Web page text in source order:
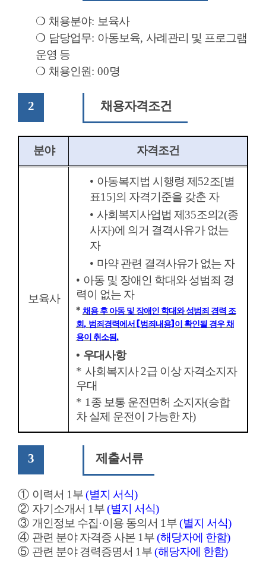
❍ 채용분야: 보육사
❍ 담당업무: 아동보육, 사례관리 및 프로그램
운영 등
❍ 채용인원: 00명
2 채용자격조건
분야 자격조건
보육사
• 아동복지법 시행령 제 52조[별
표15]의 자격기준을 갖춘 자
• 사회복지사업법 제 35조의 2(종
사자)에 의거 결격사유가 없는
자
• 마약 관련 결격사유가 없는 자
• 아동 및 장애인 학대와 성범죄 경
력이 없는 자
*채용 후 아동 및 장애인 학대와 성범죄 경력 조
회,범죄경력에서 [범죄내용]이 확인될 경우 채
용이 취소됨.
• 우대사항
* 사회복지사2급 이상 자격소지자
우대
* 1 종 보통 운전면허 소지자(승합
차 실제 운전이 가능한 자)
3 제출서류
① 이력서 1부(별지 서식)
② 자기소개서 1부(별지 서식)
③ 개인정보 수집·이용 동의서 1부(별지 서식)
④ 관련 분야 자격증 사본 1부(해당자에 한함)
⑤ 관련 분야 경력증명서 1부(해당자에 한함)